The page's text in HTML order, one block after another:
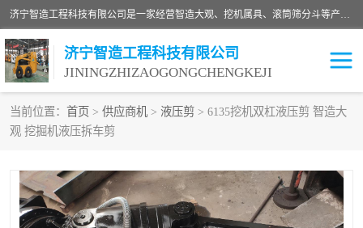
济宁智造工程科技有限公司是一家经营智造大观、挖机属具、滚筒筛分斗等产品的滑移装载机厂家。济宁智造工程科技有限公司奉行以质量赢得用户，诚信为本，互利共赢的宗旨，依靠雄厚的技术力量，科学的管理制度，先进的加工检测设备，始终坚持以客户为中心，免费咨询！
济宁智造工程科技有限公司
JININGZHIZAOGONGCHENGKEJI
当前位置： 首页 > 供应商机 > 液压剪 > 6135挖机双杠液压剪 智造大
观 挖掘机液压拆车剪
振动夯
铣挖机 移动破碎机
滚筒筛分斗 粉碎钳